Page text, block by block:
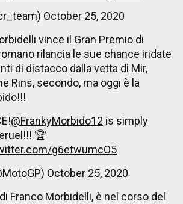
October 25, 2020
vince il Gran Premio di
rilancia le sue chance iridate
di distacco dalla vetta di Mir,
Rins, secondo, ma oggi è la
@FrankyMorbido12 is simply
🏆
g6etwumcO5
October 25, 2020
Franco Morbidelli, è nel corso del